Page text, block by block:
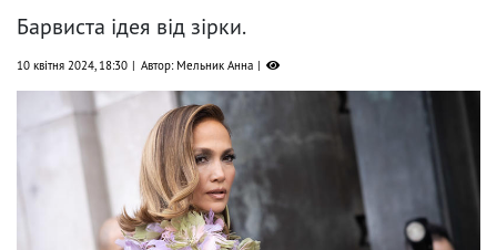
Барвиста ідея від зірки.
10 квітня 2024, 18:30 Автор: Мельник Анна